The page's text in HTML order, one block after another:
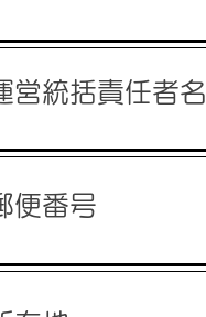
営統括責任者名
便番号